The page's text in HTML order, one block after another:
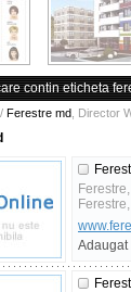
contin eticheta
/ Ferestre md Director
Adaugat